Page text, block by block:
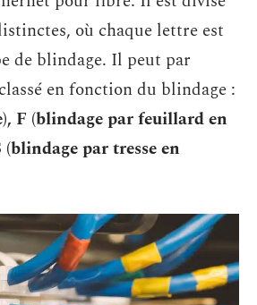
où chaque lettre est
de blindage. Il peut par
en fonction du blindage :
F (blindage par feuillard en
par tresse en